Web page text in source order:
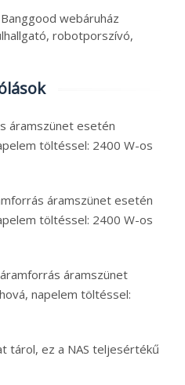
webáruház
robotporszívó,
áramszünet esetén
töltéssel: 2400 W-os
áramszünet esetén
töltéssel: 2400 W-os
áramszünet
napelem töltéssel:
tárol, ez a NAS teljesértékű